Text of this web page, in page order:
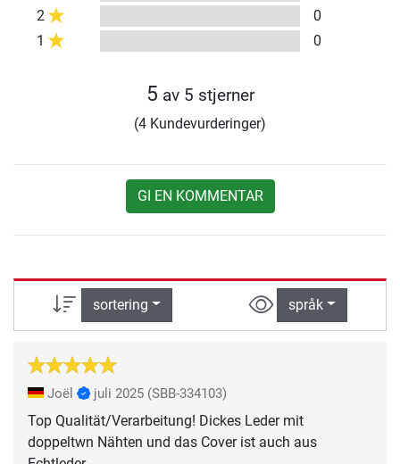
2
0
1
0
5 av 5 stjerner
(4 Kundevurderinger)
GI EN KOMMENTAR
sortering språk
Joël juli 2025 (SBB-334103)
Top Qualität/Verarbeitung! Dickes Leder mit
doppeltwn Nähten und das Cover ist auch aus